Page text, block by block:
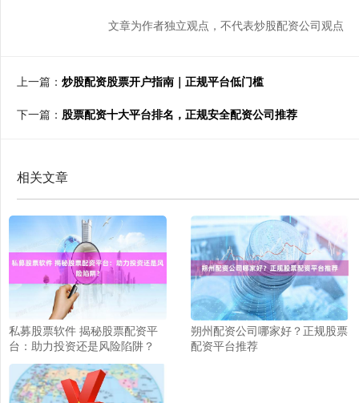
文章为作者独立观点，不代表炒股配资公司观点
上一篇： 炒股配资股票开户指南｜正规平台低门槛
下一篇： 股票配资十大平台排名，正规安全配资公司推荐
相关文章
私募股票软件 揭秘股票配资平
台：助力投资还是风险陷阱？
朔州配资公司哪家好？正规股票
配资平台推荐